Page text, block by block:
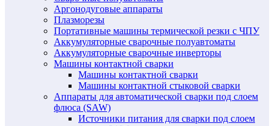
Аргонодуговые аппараты
Плазморезы
Портативные машины термической резки с ЧПУ
Аккумуляторные сварочные полуавтоматы
Аккумуляторные сварочные инверторы
Машины контактной сварки
Машины контактной сварки
Машины контактной стыковой сварки
Аппараты для автоматической сварки под слоем
флюса (SAW)
Источники питания для сварки под слоем